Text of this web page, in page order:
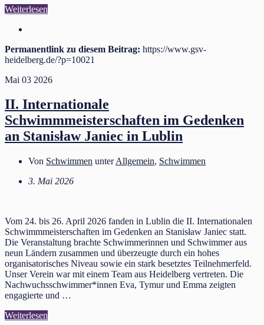
Weiterlesen
Permanentlink zu diesem Beitrag: https://www.gsv-
heidelberg.de/?p=10021
Mai 03 2026
II. Internationale
Schwimmmeisterschaften im Gedenken
an Stanisław Janiec in Lublin
Von Schwimmen unterAllgemein, Schwimmen
3. Mai 2026
Vom 24. bis 26. April 2026 fanden in Lublin die II. Internationalen
Schwimmmeisterschaften im Gedenken an Stanisław Janiec statt.
Die Veranstaltung brachte Schwimmerinnen und Schwimmer aus
neun Ländern zusammen und überzeugte durch ein hohes
organisatorisches Niveau sowie ein stark besetztes Teilnehmerfeld.
Unser Verein war mit einem Team aus Heidelberg vertreten. Die
Nachwuchsschwimmer*innen Eva, Tymur und Emma zeigten
engagierte und …
Weiterlesen